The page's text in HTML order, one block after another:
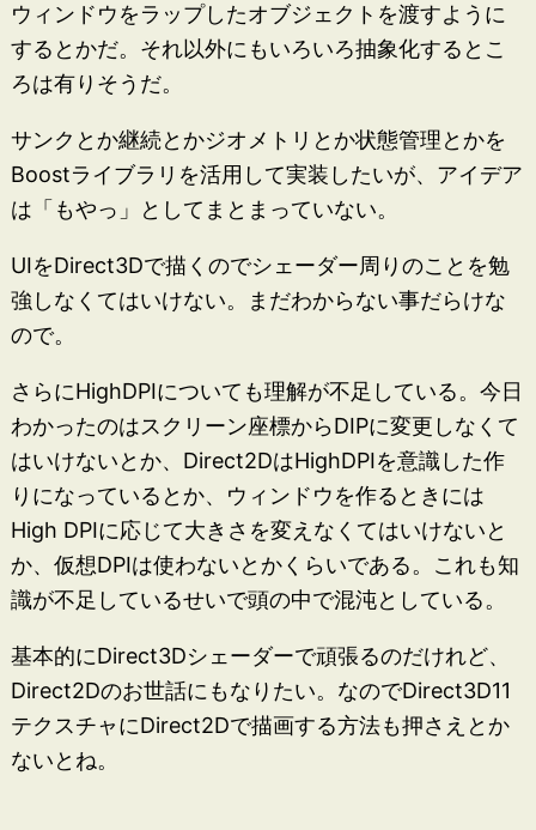
ウィンドウをラップしたオブジェクトを渡すように
するとかだ。それ以外にもいろいろ抽象化するとこ
ろは有りそうだ。
サンクとか継続とかジオメトリとか状態管理とかを
Boostライブラリを活用して実装したいが、アイデア
は「もやっ」としてまとまっていない。
UIをDirect3Dで描くのでシェーダー周りのことを勉
強しなくてはいけない。まだわからない事だらけな
ので。
さらにHighDPIについても理解が不足している。今日
わかったのはスクリーン座標からDIPに変更しなくて
はいけないとか、Direct2DはHighDPIを意識した作
りになっているとか、ウィンドウを作るときには
High DPIに応じて大きさを変えなくてはいけないと
か、仮想DPIは使わないとかくらいである。これも知
識が不足しているせいで頭の中で混沌としている。
基本的にDirect3Dシェーダーで頑張るのだけれど、
Direct2Dのお世話にもなりたい。なのでDirect3D11
テクスチャにDirect2Dで描画する方法も押さえとか
ないとね。